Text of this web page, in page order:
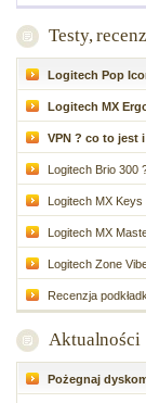
Testy,
Logitech Pop
Logitech MX
VPN ? co to jest
Logitech Brio 300
Logitech MX Keys
Logitech MX
Logitech Zone
Recenzja
Aktualności
Pożegnaj